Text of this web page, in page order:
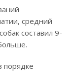
средний
составил 9-
порядке